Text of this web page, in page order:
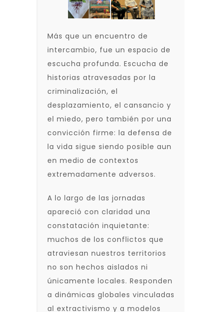
Más que un encuentro de
intercambio, fue un espacio de
escucha profunda. Escucha de
historias atravesadas por la
criminalización, el
desplazamiento, el cansancio y
el miedo, pero también por una
convicción firme: la defensa de
la vida sigue siendo posible aun
en medio de contextos
extremadamente adversos.
A lo largo de las jornadas
apareció con claridad una
constatación inquietante:
muchos de los conflictos que
atraviesan nuestros territorios
no son hechos aislados ni
únicamente locales. Responden
a dinámicas globales vinculadas
al extractivismo y a modelos